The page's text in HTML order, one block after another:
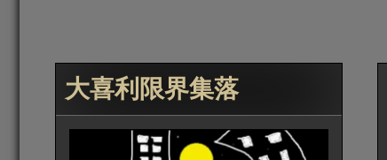
大喜利限界集落